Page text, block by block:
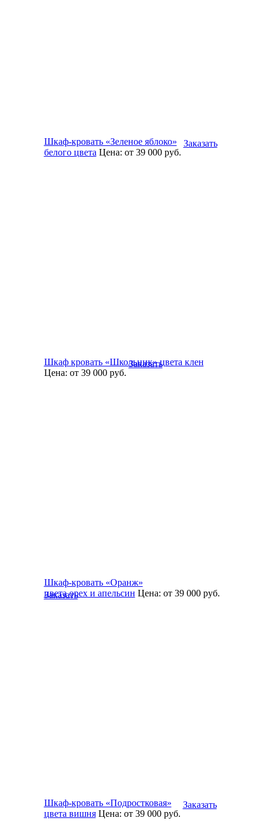
Шкаф-кровать «Зеленое яблоко»
белого цвета Цена: от 39 000руб.
Заказать
Шкаф кровать «Школьник» цвета клен
Цена: от 39 000руб.
Заказать
Шкаф-кровать «Оранж»
цвета орех и апельсин Цена: от 39 000руб.
Заказать
Шкаф-кровать «Подростковая»
цвета вишня Цена: от 39 000руб.
Заказать